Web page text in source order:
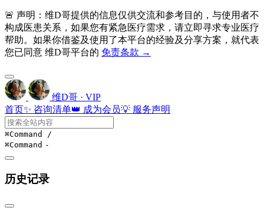
🚨 声明：维D哥提供的信息仅供交流和参考目的，与使用者不
构成医患关系，如果您有紧急医疗需求，请立即寻求专业医疗
帮助。如果你借鉴及使用了本平台的经验及分享方案，就代表
您已同意 维D哥平台的 免责条款 →
维D哥 · VIP
首页✨ 咨询清单👑 成为会员💡 服务声明
⌘Command /
⌘Command -
历史记录